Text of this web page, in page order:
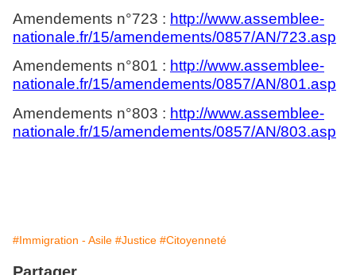
Amendements n°723 : http://www.assemblee-
nationale.fr/15/amendements/0857/AN/723.asp
Amendements n°801 : http://www.assemblee-
nationale.fr/15/amendements/0857/AN/801.asp
Amendements n°803 : http://www.assemblee-
nationale.fr/15/amendements/0857/AN/803.asp
#Immigration - Asile #Justice #Citoyenneté